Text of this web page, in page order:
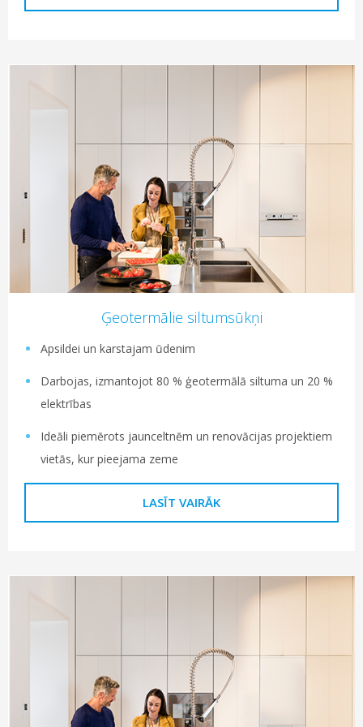
Ģeotermālie siltumsūkņi
Apsildei un karstajam ūdenim
Darbojas, izmantojot 80 % ģeotermālā siltuma un 20 %
elektrības
Ideāli piemērots jaunceltnēm un renovācijas projektiem
vietās, kur pieejama zeme
LASĪT VAIRĀK